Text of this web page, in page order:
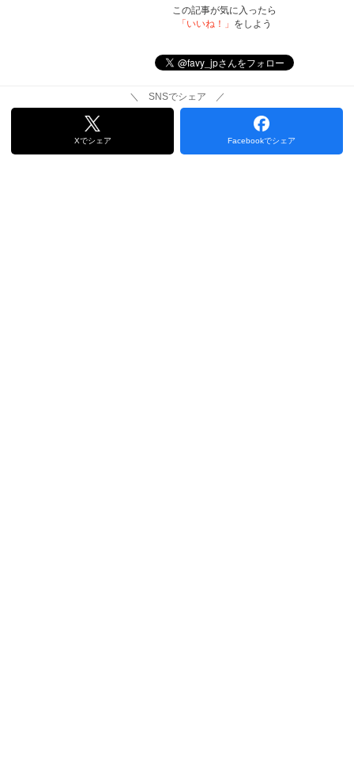
この記事が気に入ったら
「いいね！」 をしよう
＼ SNSでシェア ／
Xでシェア Facebookでシェア